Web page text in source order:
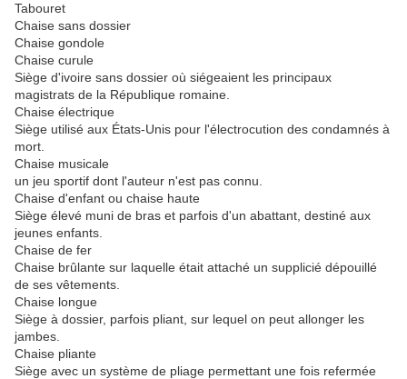
Tabouret
Chaise sans dossier
Chaise gondole
Chaise curule
Siège d'ivoire sans dossier où siégeaient les principaux
magistrats de la République romaine.
Chaise électrique
Siège utilisé aux États-Unis pour l'électrocution des condamnés à
mort.
Chaise musicale
un jeu sportif dont l'auteur n'est pas connu.
Chaise d'enfant ou chaise haute
Siège élevé muni de bras et parfois d'un abattant, destiné aux
jeunes enfants.
Chaise de fer
Chaise brûlante sur laquelle était attaché un supplicié dépouillé
de ses vêtements.
Chaise longue
Siège à dossier, parfois pliant, sur lequel on peut allonger les
jambes.
Chaise pliante
Siège avec un système de pliage permettant une fois refermée